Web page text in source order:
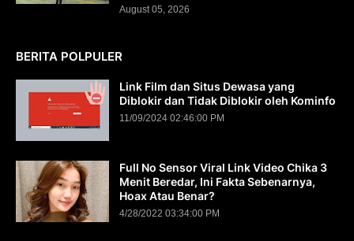
August 05, 2026
BERITA POLPULER
Link Film dan Situs Dewasa yang
Diblokir dan Tidak Diblokir oleh Kominfo
11/09/2024 02:46:00 PM
Full No Sensor Viral Link Video Chika 3
Menit Beredar, Ini Fakta Sebenarnya,
Hoax Atau Benar?
4/28/2022 03:34:00 PM